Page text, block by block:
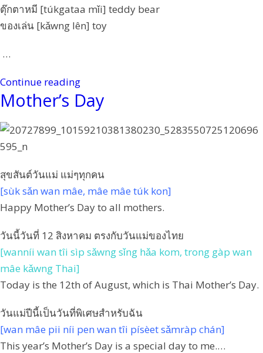
ตุ๊กตาหมี [túkgataa mǐi] teddy bear
ของเล่น [kǎwng lên] toy
…
Continue reading
Mother’s Day
สุขสันต์วันแม่ แม่ๆทุกคน
[sùk sǎn wan mâe, mâe mâe túk kon]
Happy Mother’s Day to all mothers.
วันนี้วันที่ 12 สิงหาคม ตรงกับวันแม่ของไทย
[wanníi wan tîi sìp sǎwng sǐng hǎa kom, trong gàp wan
mâe kǎwng Thai]
Today is the 12th of August, which is Thai Mother’s Day.
วันแม่ปีนี้เป็นวันที่พิเศษสำหรับฉัน
[wan mâe pii níi pen wan tîi písèet sǎmràp chán]
This year’s Mother’s Day is a special day to me.…